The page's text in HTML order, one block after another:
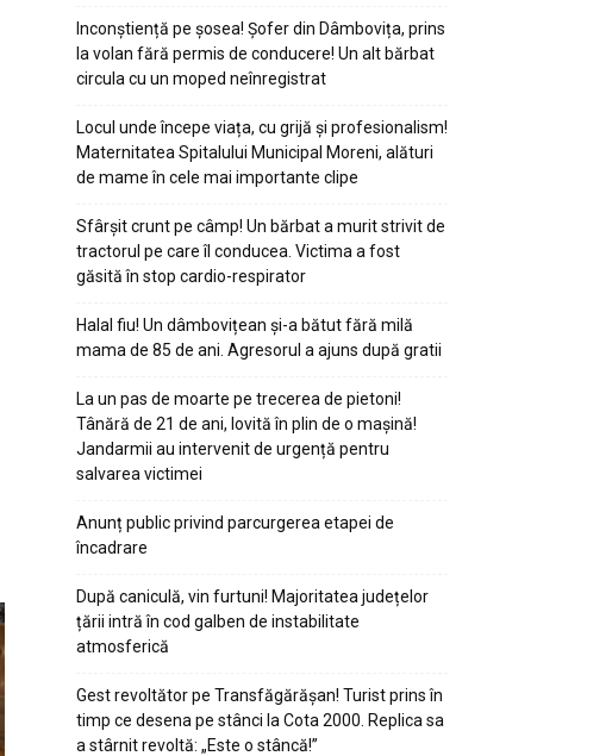
Inconștiență pe șosea! Șofer din Dâmbovița, prins
la volan fără permis de conducere! Un alt bărbat
circula cu un moped neînregistrat
Locul unde începe viața, cu grijă și profesionalism!
Maternitatea Spitalului Municipal Moreni, alături
de mame în cele mai importante clipe
Sfârșit crunt pe câmp! Un bărbat a murit strivit de
tractorul pe care îl conducea. Victima a fost
găsită în stop cardio-respirator
Halal fiu! Un dâmbovițean și-a bătut fără milă
mama de 85 de ani. Agresorul a ajuns după gratii
La un pas de moarte pe trecerea de pietoni!
Tânără de 21 de ani, lovită în plin de o mașină!
Jandarmii au intervenit de urgență pentru
salvarea victimei
Anunț public privind parcurgerea etapei de
încadrare
După caniculă, vin furtuni! Majoritatea județelor
țării intră în cod galben de instabilitate
atmosferică
Gest revoltător pe Transfăgărășan! Turist prins în
timp ce desena pe stânci la Cota 2000. Replica sa
a stârnit revoltă: „Este o stâncă!”